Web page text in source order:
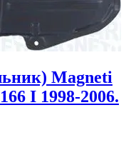
Magneti
I 1998-2006.